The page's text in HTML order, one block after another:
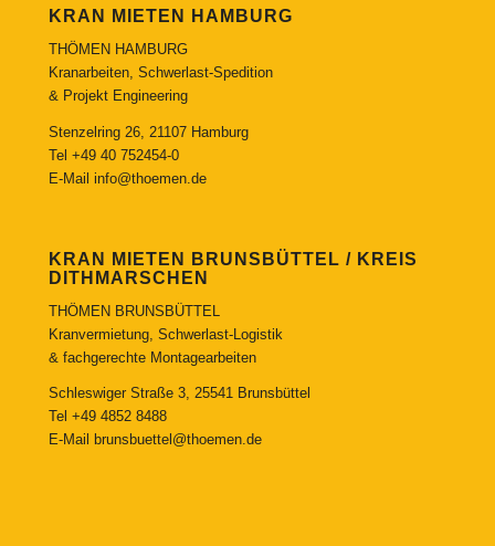
KRAN MIETEN HAMBURG
THÖMEN HAMBURG
Kranarbeiten, Schwerlast-Spedition
& Projekt Engineering
Stenzelring 26, 21107 Hamburg
Tel +49 40 752454-0
E-Mail info@thoemen.de
KRAN MIETEN BRUNSBÜTTEL / KREIS
DITHMARSCHEN
THÖMEN BRUNSBÜTTEL
Kranvermietung, Schwerlast-Logistik
& fachgerechte Montagearbeiten
Schleswiger Straße 3, 25541 Brunsbüttel
Tel +49 4852 8488
E-Mail
brunsbuettel@thoemen.de